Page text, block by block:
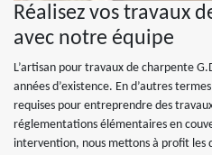
Réalisez vos travaux
avec notre équipe
L’artisan pour travaux de charpente
années d’existence. En d’autres
requises pour entreprendre des
réglementations élémentaires en
intervention, nous mettons à profit les